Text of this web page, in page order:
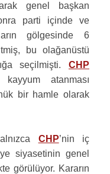
genel başkan
parti içinde ve
gölgesinde 6
bu olağanüstü
seçilmişti. CHP
atanması
bir hamle olarak
CHP’nin iç
siyasetinin genel
görülüyor. Kararın